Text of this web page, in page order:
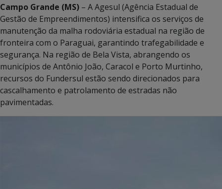
Campo Grande (MS) – A Agesul (Agência Estadual de
Gestão de Empreendimentos) intensifica os serviços de
manutenção da malha rodoviária estadual na região de
fronteira com o Paraguai, garantindo trafegabilidade e
segurança. Na região de Bela Vista, abrangendo os
municípios de Antônio João, Caracol e Porto Murtinho,
recursos do Fundersul estão sendo direcionados para
cascalhamento e patrolamento de estradas não
pavimentadas.